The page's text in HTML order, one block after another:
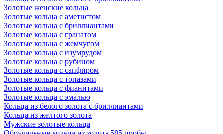
Золотые женские кольца
Золотые кольца с аметистом
Золотые кольца с бриллиантами
Золотые кольца с гранатом
Золотые кольца с жемчугом
Золотые кольца с изумрудом
Золотые кольца с рубином
Золотые кольца с сапфиром
Золотые кольца с топазами
Золотые кольца с фианитами
Золотые кольца с эмалью
Кольца из белого золота с бриллиантами
Кольца из желтого золота
Мужские золотые кольца